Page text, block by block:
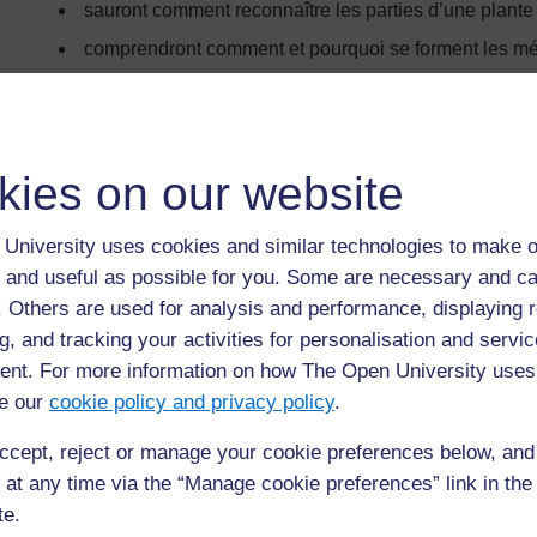
on our website
University uses cookies and similar technologies to make
useful as possible for you. Some are necessary and
Others are used for analysis and performance, displaying
and tracking your activities for personalisation and
For more information on how The Open University
our cookie policy and privacy policy.
reject or manage your cookie preferences below,
any time via the “Manage cookie preferences” link in
sauront comment reconnaître les parties d’une
comprendront comment et pourquoi se forment les
savoir que les élèves ont atteint les objectifs que je leur ai
De quelles manières pourrai-je juger ce qu’ils
Comment vais-je mesurer leur compréhension à
Une leçon réussie montrera que vous pouvez évaluer ce
savez ce qu’ils devront faire ensuite.
Préparer les leçons
La préparation des leçons se concentre sur ce que vous
Introduction